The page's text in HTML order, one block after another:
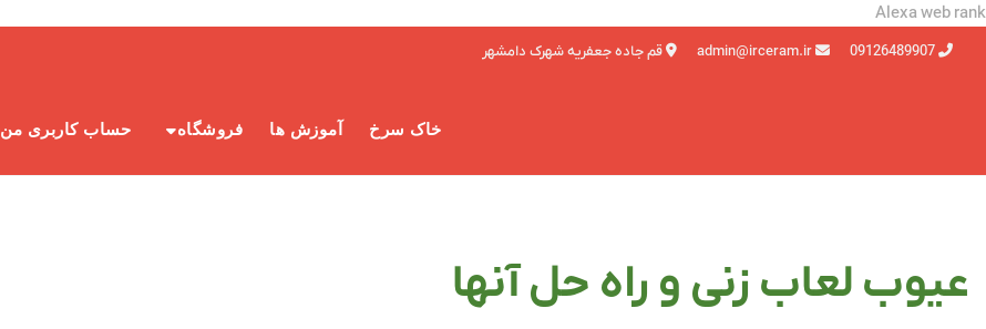
Alexa web rank
قم جاده جعفریه شهرک دامشهر
خاک سرخ آموزش ها فروشگاه حساب کاربری من
عیوب لعاب زنی و راه حل آنها